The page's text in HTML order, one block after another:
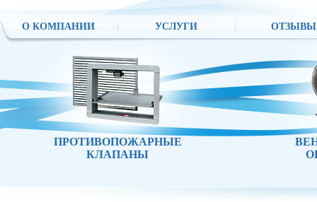
О КОМПАНИИ УСЛУГИ ОТЗЫВЫ
ПРОТИВОПОЖАРНЫЕ
КЛАПАНЫ